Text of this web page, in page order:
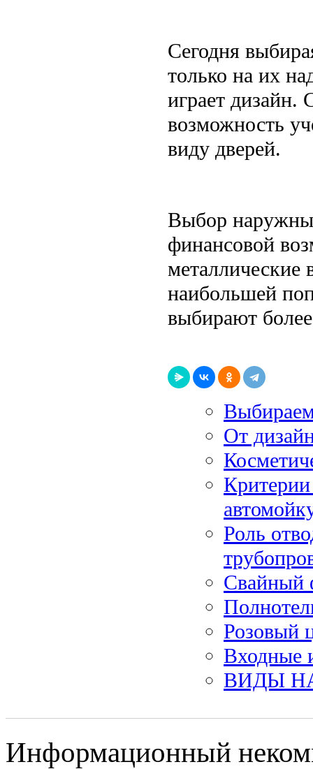
Сегодня
только на их
играет дизайн.
возможность
виду дверей.
Выбор
финансовой
металлические
наибольшей
выбирают
От
Роль
Свайный
Розовый
Входные
ВИДЫ
Информационный